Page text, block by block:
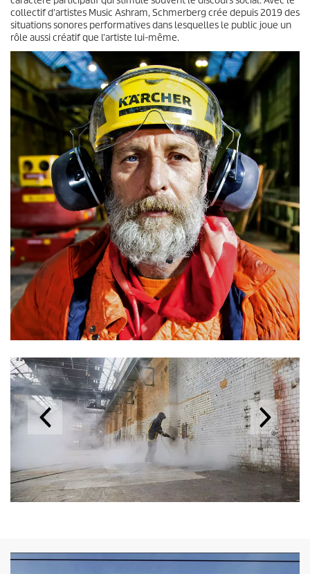
collectif d'artistes Music Ashram, Schmerberg crée depuis 2019 des
situations sonores performatives dans lesquelles le public joue un
rôle aussi créatif que l'artiste lui-même.